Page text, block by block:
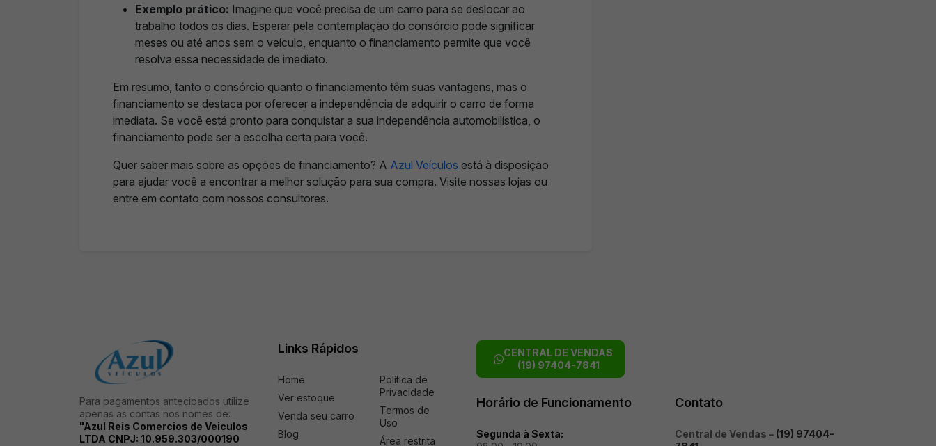
Exemplo prático: Imagine que você precisa de um carro para se deslocar ao
trabalho todos os dias. Esperar pela contemplação do consórcio pode significar
meses ou até anos sem o veículo, enquanto o financiamento permite que você
resolva essa necessidade de imediato.
Em resumo, tanto o consórcio quanto o financiamento têm suas vantagens, mas o
financiamento se destaca por oferecer a independência de adquirir o carro de forma
imediata. Se você está pronto para conquistar a sua independência automobilística, o
financiamento pode ser a escolha certa para você.
Quer saber mais sobre as opções de financiamento? A Azul Veículos está à disposição
para ajudar você a encontrar a melhor solução para sua compra. Visite nossas lojas ou
entre em contato com nossos consultores.
Para pagamentos antecipados utilize
apenas as contas nos nomes de:
"Azul Reis Comercios de Veiculos
LTDA CNPJ: 10.959.303/000190
Links Rápidos
Home
Ver estoque
Venda seu carro
Blog
Política de
Privacidade
Termos de
Uso
Área restrita
CENTRAL DE VENDAS
(19) 97404-7841
Horário de Funcionamento
Segunda à Sexta:
Contato
Central de Vendas – (19) 97404-